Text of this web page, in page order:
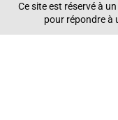
Ce site est réservé à
pour répondre à